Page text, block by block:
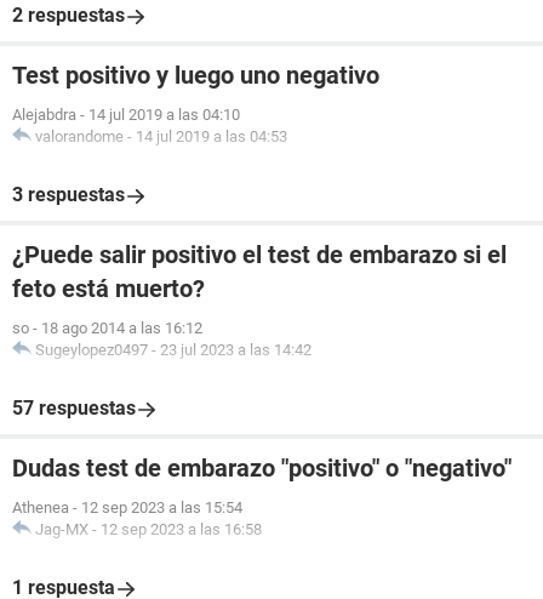
2 respuestas
Test positivo y luego uno negativo
Alejabdra - 14 jul 2019 a las 04:10
valorandome - 14 jul 2019 a las 04:53
3 respuestas
¿Puede salir positivo el test de embarazo si el
feto está muerto?
so - 18 ago 2014 a las 16:12
Sugeylopez0497 - 23 jul 2023 a las 14:42
57 respuestas
Dudas test de embarazo "positivo" o "negativo"
Athenea - 12 sep 2023 a las 15:54
Jag-MX - 12 sep 2023 a las 16:58
1 respuesta